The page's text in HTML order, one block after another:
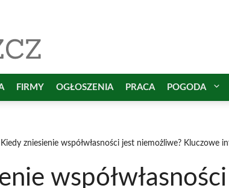
FIRMY OGŁOSZENIA PRACA POGODA
Kiedy zniesienie współwłasności jest niemożliwe? Kluczowe